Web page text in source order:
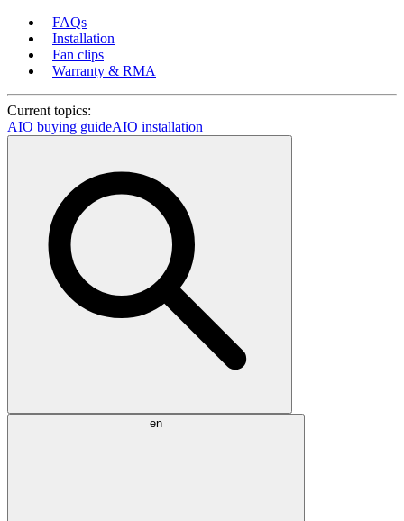
FAQs
Installation
Fan clips
Warranty & RMA
Current topics:
AIO buying guideAIO installation
en